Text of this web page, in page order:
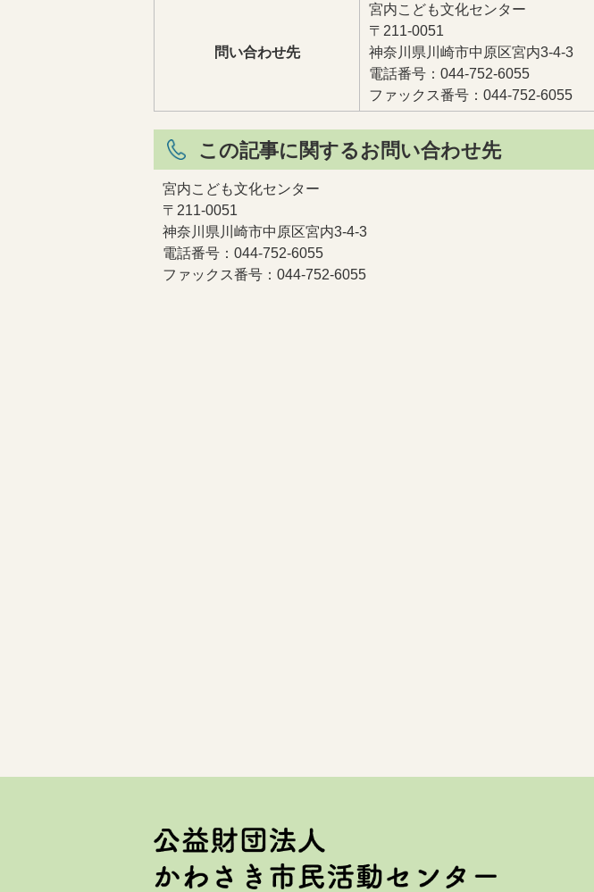
問い合わせ先
宮内こども文化センター
〒211-0051
神奈川県川崎市中原区宮内3-4-3
電話番号：044-752-6055
ファックス番号：044-752-6055
この記事に関するお問い合わせ先
宮内こども文化センター
〒211-0051
神奈川県川崎市中原区宮内3-4-3
電話番号：044-752-6055
ファックス番号：044-752-6055